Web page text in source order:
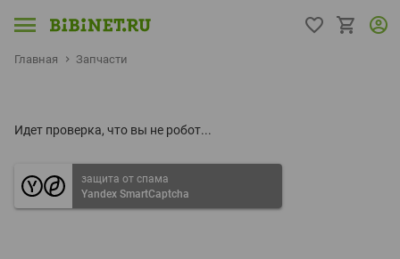
Главная Запчасти
Идет проверка, что вы не робот...
защита от спама
Yandex SmartCaptcha